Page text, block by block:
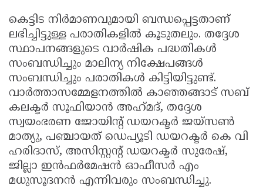
കെട്ടിട നിർമാണവുമായി ബന്ധപ്പെട്ടതാണ്
ലഭിച്ചിട്ടുള്ള പരാതികളിൽ കൂടുതലും. തദ്ദേശ
സ്ഥാപനങ്ങളുടെ വാർഷിക പദ്ധതികൾ
സംബന്ധിച്ചും മാലിന്യ നിക്ഷേപങ്ങൾ
സംബന്ധിച്ചും പരാതികൾ കിട്ടിയിട്ടുണ്ട്.
വാർത്താസമ്മേളനത്തിൽ കാഞ്ഞങ്ങാട് സബ്
കലക്ടർ സൂഫിയാൻ അഹ്‌മദ്‌, തദ്ദേശ
സ്വയംഭരണ ജോയിന്റ് ഡയറക്ടർ ജയ്സൺ
മാത്യു, പഞ്ചായത് ഡെപ്യൂടി ഡയറക്ടർ കെ വി
ഹരിദാസ്, അസിസ്റ്റന്റ് ഡയറക്ടർ സുരേഷ്,
ജില്ലാ ഇൻഫർമേഷൻ ഓഫീസർ എം
മധുസൂദനൻ എന്നിവരും സംബന്ധിച്ചു.